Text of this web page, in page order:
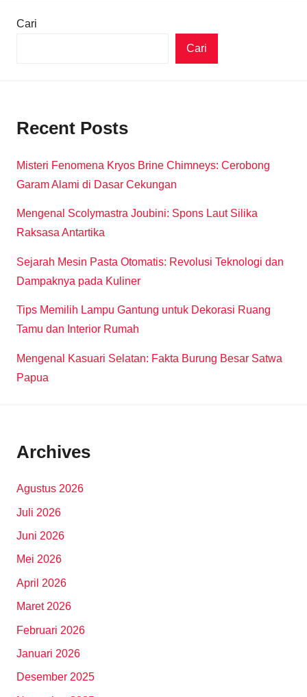
Cari
Cari
Recent Posts
Misteri Fenomena Kryos Brine Chimneys: Cerobong
Garam Alami di Dasar Cekungan
Mengenal Scolymastra Joubini: Spons Laut Silika
Raksasa Antartika
Sejarah Mesin Pasta Otomatis: Revolusi Teknologi dan
Dampaknya pada Kuliner
Tips Memilih Lampu Gantung untuk Dekorasi Ruang
Tamu dan Interior Rumah
Mengenal Kasuari Selatan: Fakta Burung Besar Satwa
Papua
Archives
Agustus 2026
Juli 2026
Juni 2026
Mei 2026
April 2026
Maret 2026
Februari 2026
Januari 2026
Desember 2025